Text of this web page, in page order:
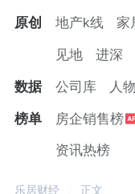
五面锦旗的背后
是无数件“顺手
付出。苏义群用
户体验物业服务
原创 地产k线 家
见地 进深
数据 公司库 人
榜单 房企销售榜
资讯热榜
乐居财经 正文